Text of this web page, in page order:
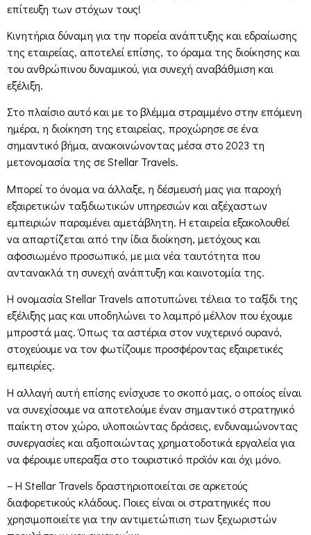
επίτευξη των στόχων τους!
Κινητήρια δύναμη για την πορεία ανάπτυξης και εδραίωσης
της εταιρείας, αποτελεί επίσης, το όραμα της διοίκησης και
του ανθρώπινου δυναμικού, για συνεχή αναβάθμιση και
εξέλιξη.
Στο πλαίσιο αυτό και με το βλέμμα στραμμένο στην επόμενη
ημέρα, η διοίκηση της εταιρείας, προχώρησε σε ένα
σημαντικό βήμα, ανακοινώνοντας μέσα στο 2023 τη
μετονομασία της σε Stellar Travels.
Μπορεί το όνομα να άλλαξε, η δέσμευσή μας για παροχή
εξαιρετικών ταξιδιωτικών υπηρεσιών και αξέχαστων
εμπειριών παραμένει αμετάβλητη. Η εταιρεία εξακολουθεί
να απαρτίζεται από την ίδια διοίκηση, μετόχους και
αφοσιωμένο προσωπικό, με μια νέα ταυτότητα που
αντανακλά τη συνεχή ανάπτυξη και καινοτομία της.
Η ονομασία Stellar Travels αποτυπώνει τέλεια το ταξίδι της
εξέλιξης μας και υποδηλώνει το λαμπρό μέλλον που έχουμε
μπροστά μας. Όπως τα αστέρια στον νυχτερινό ουρανό,
στοχεύουμε να τον φωτίζουμε προσφέροντας εξαιρετικές
εμπειρίες.
Η αλλαγή αυτή επίσης ενίσχυσε το σκοπό μας, ο οποίος είναι
να συνεχίσουμε να αποτελούμε έναν σημαντικό στρατηγικό
παίκτη στον χώρο, υλοποιώντας δράσεις, ενδυναμώνοντας
συνεργασίες και αξιοποιώντας χρηματοδοτικά εργαλεία για
να φέρουμε υπεραξία στο τουριστικό προϊόν και όχι μόνο.
– Η Stellar Travels δραστηριοποιείται σε αρκετούς
διαφορετικούς κλάδους. Ποιες είναι οι στρατηγικές που
χρησιμοποιείτε για την αντιμετώπιση των ξεχωριστών